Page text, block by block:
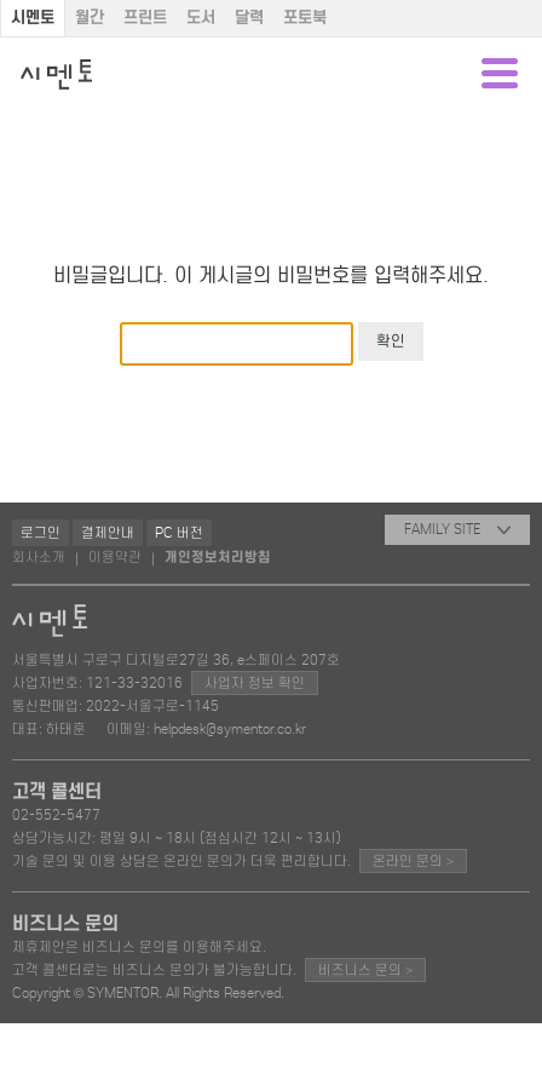
시멘토 월간 프린트 도서 달력 포토북
비밀글입니다. 이 게시글의 비밀번호를 입력해주세요.
로그인 결제안내
PC 버전
회사소개
이용약관 개인정보처리방침
FAMILY SITE
서울특별시 구로구 디지털로27길 36, e스페이스 207호
사업자번호: 121-33-32016
사업자 정보 확인
통신판매업: 2022-서울구로-1145
대표: 하태훈
이메일: helpdesk@symentor.co.kr
고객 콜센터
02-552-5477
상담가능시간: 평일 9시 ~ 18시 (점심시간 12시 ~ 13시)
기술 문의 및 이용 상담은 온라인 문의가 더욱 편리합니다.
온라인 문의 >
비즈니스 문의
제휴제안은 비즈니스 문의를 이용해주세요.
고객 콜센터로는 비즈니스 문의가 불가능합니다.
비즈니스 문의 >
Copyright © SYMENTOR. All Rights Reserved.